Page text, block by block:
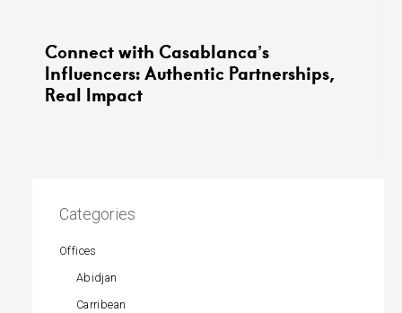
Connect with Casablanca’s
Influencers: Authentic Partnerships,
Real Impact
Categories
Offices
Abidjan
Carribean